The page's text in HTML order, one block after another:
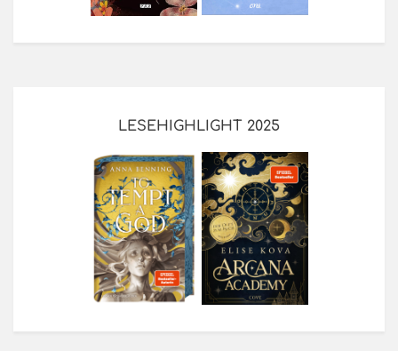
LESEHIGHLIGHT 2025